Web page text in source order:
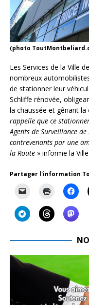
(photo
Les Services de la Ville
nombreux
de stationner leur
Schliffe rénovée,
la chaussée et gênant la
rappelle que ce
Agents de Surveillance
contrevenants par une
la Route » informe la
Partager l'information